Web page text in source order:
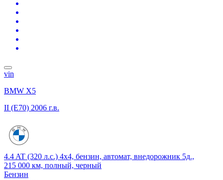
vin
BMW X5
II (E70) 2006 г.в.
4.4 AT (320 л.с.) 4x4, бензин, автомат, внедорожник 5д.,
215 000 км, полный, черный
Бензин